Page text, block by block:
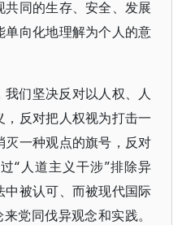
同的生存、安全、发展
单向化地理解为个人的意
们坚决反对以人权、人
反对把人权视为打击一
一种观点的旗号，反对
“人道主义干涉”排除异
被认可、而被现代国际
党同伐异观念和实践。